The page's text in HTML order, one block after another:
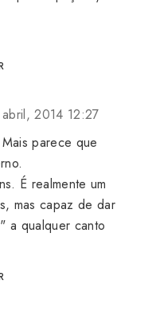
2014 12:27
parece que
É realmente um
mas capaz de dar
a qualquer canto